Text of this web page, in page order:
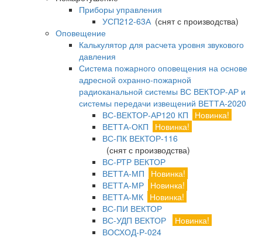
Приборы управления
УСП212-63А(снят с производства)
Оповещение
Калькулятор для расчета уровня звукового
давления
Система пожарного оповещения на основе
адресной охранно-пожарной
радиоканальной системы ВС ВЕКТОР-АР и
системы передачи извещений ВЕТТА-2020
ВС-ВЕКТОР-АР120 КП
Новинка!
ВЕТТА-ОКП
Новинка!
ВС-ПК ВЕКТОР-116
(снят с производства)
ВС-РТР ВЕКТОР
ВЕТТА-МП
Новинка!
ВЕТТА-МР Новинка!
ВЕТТА-МК Новинка!
ВС-ПИ ВЕКТОР
ВС-УДП ВЕКТОР
Новинка!
ВОСХОД-Р-024